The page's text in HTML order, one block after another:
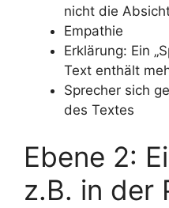
nicht die
Empathie
Erklärung: Ein
Text enthält
Sprecher sich
des Textes
Ebene 2:
z.B. in der